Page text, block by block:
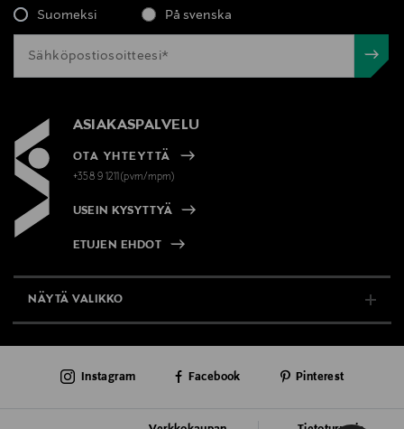
Suomeksi På svenska
ASIAKASPALVELU
OTA YHTEYTTÄ
+358 9 1211(pvm/mpm)
USEIN KYSYTTYÄ
ETUJEN EHDOT
NÄYTÄ VALIKKO
AJANKOHTAISTA
Instagram Facebook Pinterest